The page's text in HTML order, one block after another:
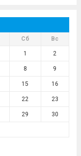
Сб Вс
1 2
8 9
15 16
22 23
29 30